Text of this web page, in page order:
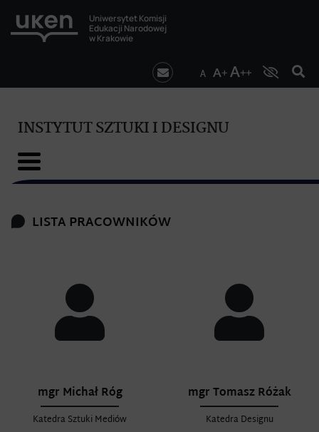
Uniwersytet Komisji
Edukacji Narodowej
w Krakowie
INSTYTUT SZTUKI I DESIGNU
LISTA PRACOWNIKÓW
mgr Michał Róg
Katedra Sztuki Mediów
mgr Tomasz Różak
Katedra Designu